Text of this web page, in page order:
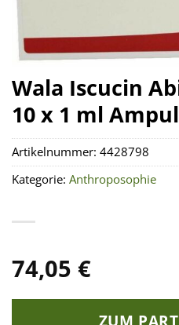
Wala Iscucin
10 x 1 ml
74,05 €
ZUM
Artikelnummer: 4428798
Kategorie: Anthroposophie